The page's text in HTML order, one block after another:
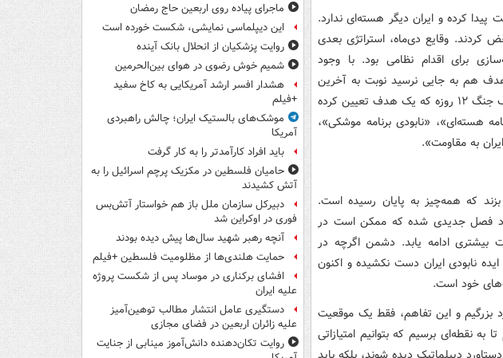
کرده و ایران دیگر هسته‌ای ندارد.
کردند. وقایع دی‌ماه، استراتژی بعدی
برای اقدام نظامی بود. با وجود
هم به جایی نرسید نوبت به آخرین
شانس یعنی حمله همه‌جانبه نظامی رسید. ترامپ برخلاف جنگ ۱۲ روزه که یک هدف تعیین کرده
هسته‌ای»، «نابودی برنامه موشکی»،
به مقاومت».
که همه‌چیز به پایان رسیده است.
فصل جدیدی شده که ممکن است در
ادامه یابد. دشمن اگرچه در
نابودی ایران دست نکشیده و اکنون
خود است.
بزرگیم و این تفاهم، فقط یک موقعیت
نقطه‌ای برسیم که بتوانیم امتیازاتی
دیپلماتیک دیده شوند، بلکه باید
ماجرای پیاده روی اربعین حاج رمضان
این دیپلماسی نمایشی، شکست خورده است
روایت پزشکیان از انحلال بانک آینده
شمیم خوش رضوی در هوای بین‌الحرمین
هشدار افسر ارشد آمریکایی به کاخ سفید
+فیلم
موشک‌های بالستیک ایران؛ چالش راهبردی
آمریکا
باید افراد کارآمدتر را به کار گرفت
حامیان فلسطین در مکزیک پرچم اسرائیل را به
آتش کشیدند
دبیرکل سازمان ملل باز هم خواستار آتش‌بس
فوری در اوکراین شد
آنچه رهبر شهید سال‌ها پیش دیده بودند
حمایت هلندی‌ها از مظلومیت فلسطین +فیلم
افشای برکناری در موساد پس از شکست پروژه
علیه ایران
دستگیری عامل انتشار مطالب توهین‌آمیز
علیه زائران اربعین در فضای مجازی
روایت تکان‌دهنده دانش‌آموز مینابی از جنایت